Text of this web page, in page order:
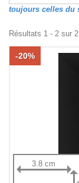
toujours celles du
Résultats 1 - 2 sur
3.8 cm
-20%